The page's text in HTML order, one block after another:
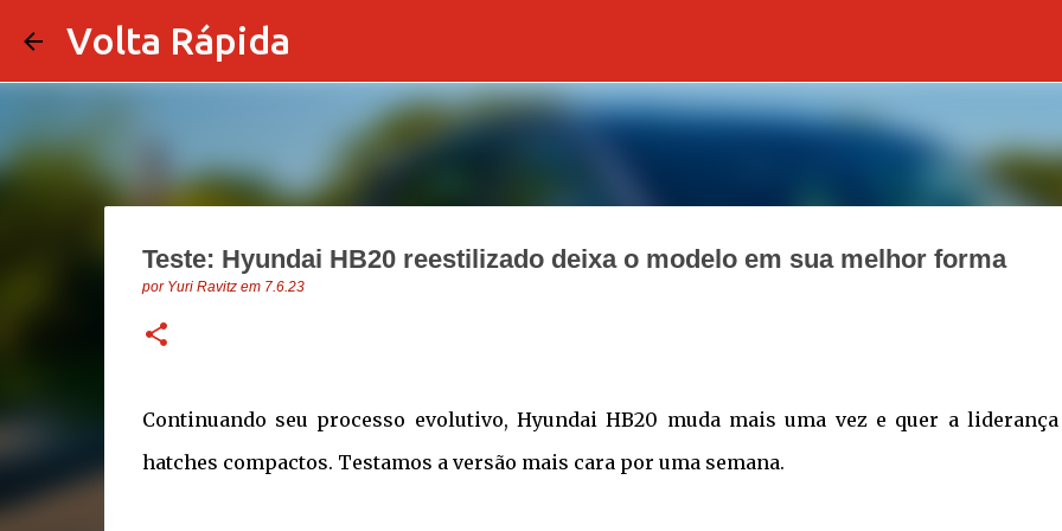
Volta Rápida
Teste: Hyundai HB20 reestilizado deixa o modelo em sua melhor forma
por Yuri Ravitz em 7.6.23
Continuando seu processo evolutivo, Hyundai HB20 muda mais uma vez e quer a
hatches compactos. Testamos a versão mais cara por uma semana.